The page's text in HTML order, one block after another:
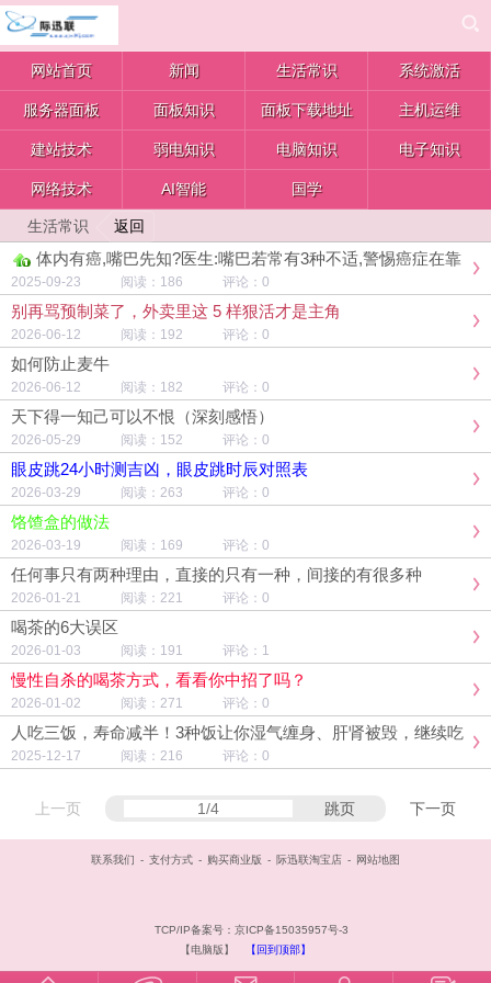
网站首页 新闻 生活常识 系统激活
服务器面板 面板知识 面板下载地址 主机运维
建站技术 弱电知识 电脑知识 电子知识
网络技术 AI智能 国学
返回
生活常识
体内有癌,嘴巴先知?医生:嘴巴若常有3种不适,警惕癌症在靠
近
2025-09-23 阅读：186 评论：0
别再骂预制菜了，外卖里这 5 样狠活才是主角
2026-06-12 阅读：192 评论：0
如何防止麦牛
2026-06-12 阅读：182 评论：0
天下得一知己可以不恨（深刻感悟）
2026-05-29 阅读：152 评论：0
眼皮跳24小时测吉凶，眼皮跳时辰对照表
2026-03-29 阅读：263 评论：0
饹馇盒的做法
2026-03-19 阅读：169 评论：0
任何事只有两种理由，直接的只有一种，间接的有很多种
2026-01-21 阅读：221 评论：0
喝茶的6大误区
2026-01-03 阅读：191 评论：1
慢性自杀的喝茶方式，看看你中招了吗？
2026-01-02 阅读：271 评论：0
人吃三饭，寿命减半！3种饭让你湿气缠身、肝肾被毁，继续吃
身体迟早垮掉
2025-12-17 阅读：216 评论：0
上一页 跳页 下一页
联系我们 - 支付方式 - 购买商业版 - 际迅联淘宝店 - 网站地图
TCP/IP备案号：京ICP备15035957号-3
【电脑版】
【回到顶部】